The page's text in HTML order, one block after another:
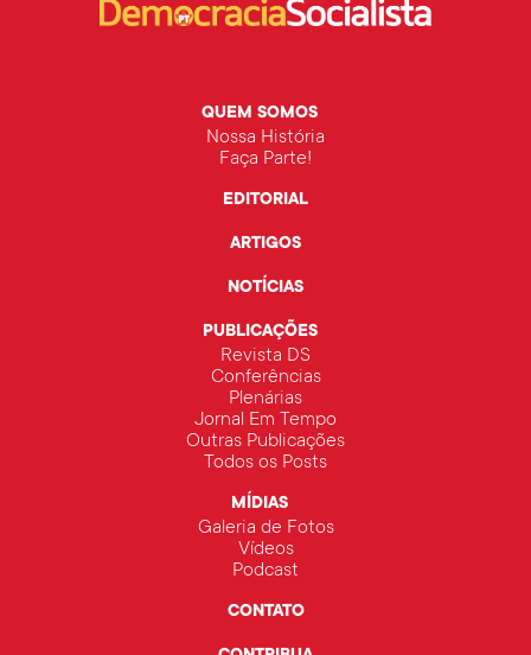
QUEM SOMOS
Nossa História
Faça Parte!
EDITORIAL
ARTIGOS
NOTÍCIAS
PUBLICAÇÕES
Revista DS
Conferências
Plenárias
Jornal Em Tempo
Outras Publicações
Todos os Posts
MÍDIAS
Galeria de Fotos
Vídeos
Podcast
CONTATO